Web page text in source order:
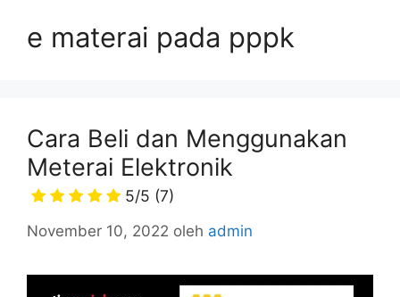
e materai pada pppk
Cara Beli dan Menggunakan
Meterai Elektronik
5/5 (7)
November 10, 2022 oleh admin